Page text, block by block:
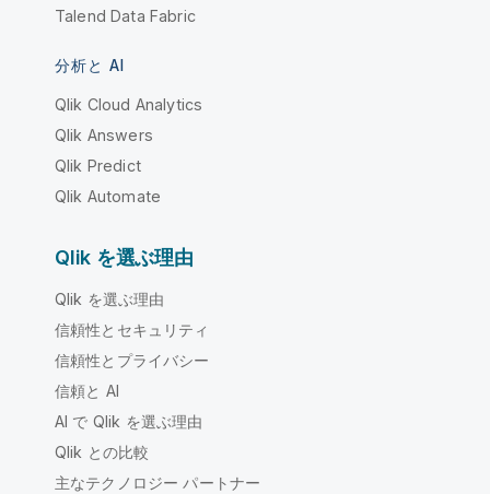
Talend Data Fabric
分析と AI
Qlik Cloud Analytics
Qlik Answers
Qlik Predict
Qlik Automate
Qlik を選ぶ理由
Qlik を選ぶ理由
信頼性とセキュリティ
信頼性とプライバシー
信頼と AI
AI で Qlik を選ぶ理由
Qlik との比較
主なテクノロジー パートナー